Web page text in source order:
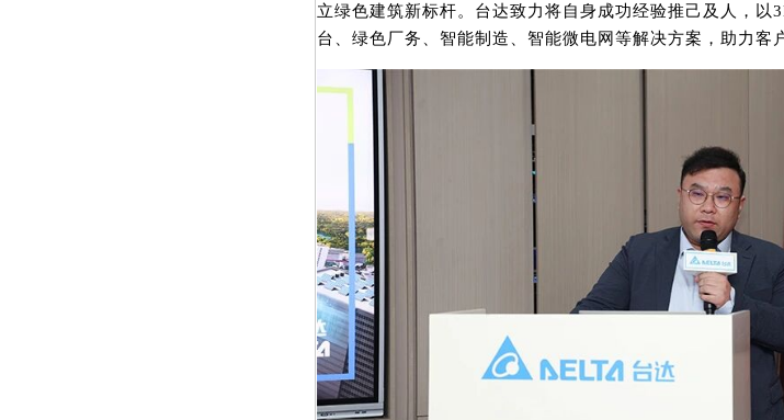
立绿色建筑新标杆。台达致力将自身成功经验推己及人，以
台、绿色厂务、智能制造、智能微电网等解决方案，助力客